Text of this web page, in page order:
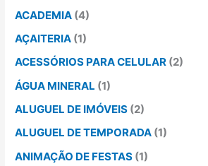
ACADEMIA (4)
AÇAITERIA (1)
ACESSÓRIOS PARA CELULAR (2)
ÁGUA MINERAL (1)
ALUGUEL DE IMÓVEIS (2)
ALUGUEL DE TEMPORADA (1)
ANIMAÇÃO DE FESTAS (1)